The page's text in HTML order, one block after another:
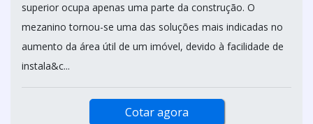
superior ocupa apenas uma parte da construção. O
mezanino tornou-se uma das soluções mais indicadas no
aumento da área útil de um imóvel, devido à facilidade de
instala&c...
Cotar agora